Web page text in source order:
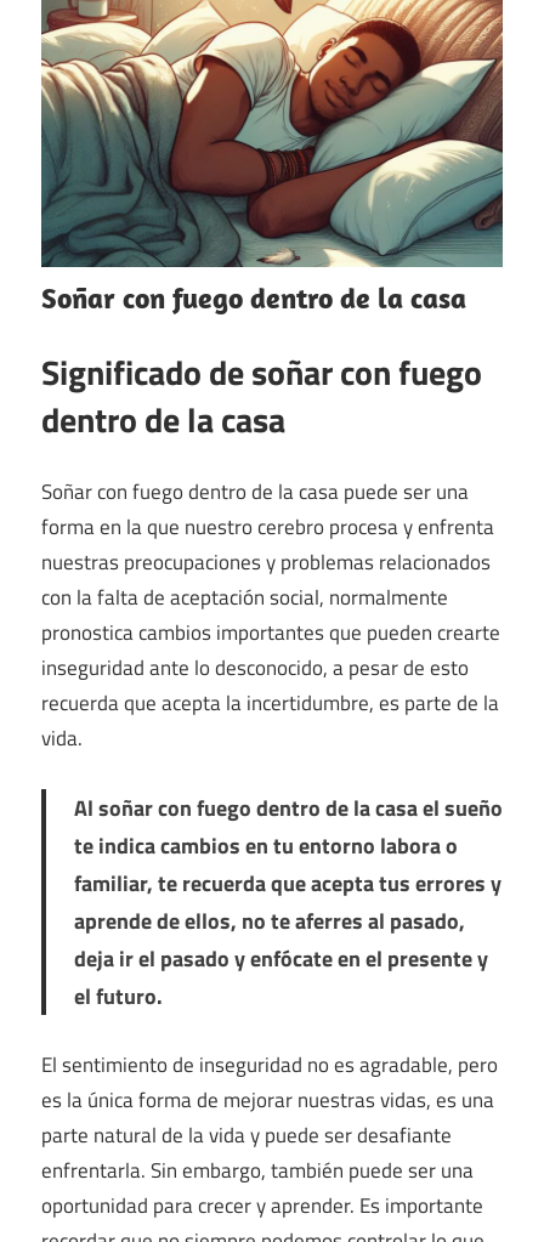
Soñar con fuego dentro de la casa
Significado de soñar con fuego
dentro de la casa
Soñar con fuego dentro de la casa puede ser una
forma en la que nuestro cerebro procesa y enfrenta
nuestras preocupaciones y problemas relacionados
con la falta de aceptación social, normalmente
pronostica cambios importantes que pueden crearte
inseguridad ante lo desconocido, a pesar de esto
recuerda que acepta la incertidumbre, es parte de la
vida.
Al soñar con fuego dentro de la casa el sueño
te indica cambios en tu entorno labora o
familiar, te recuerda que acepta tus errores y
aprende de ellos, no te aferres al pasado,
deja ir el pasado y enfócate en el presente y
el futuro.
El sentimiento de inseguridad no es agradable, pero
es la única forma de mejorar nuestras vidas, es una
parte natural de la vida y puede ser desafiante
enfrentarla. Sin embargo, también puede ser una
oportunidad para crecer y aprender. Es importante